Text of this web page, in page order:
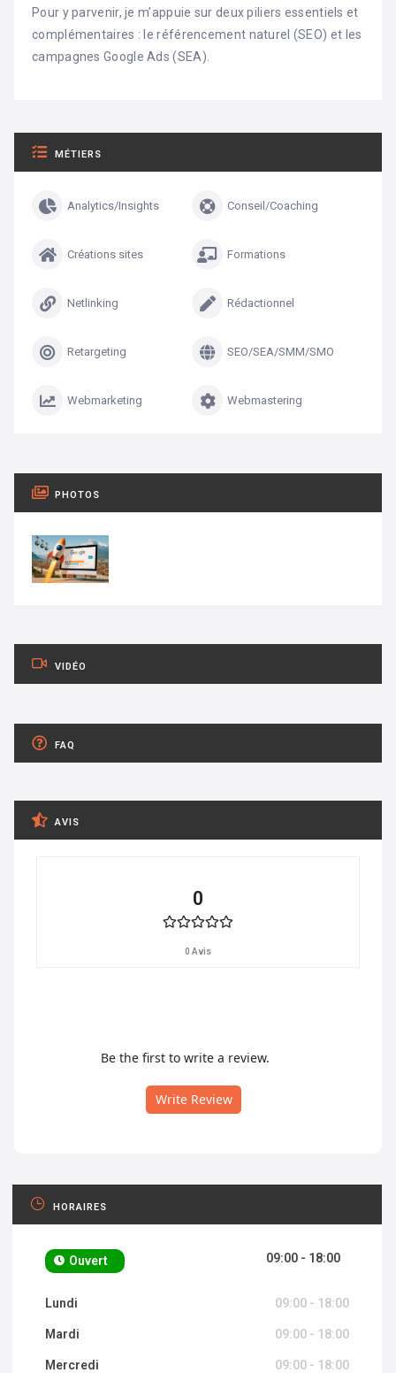
Pour y parvenir, je m’appuie sur deux piliers essentiels et
complémentaires : le référencement naturel (SEO) et les
campagnes Google Ads (SEA).
MÉTIERS
Analytics/Insights Conseil/Coaching
Créations sites Formations
Netlinking Rédactionnel
Retargeting SEO/SEA/SMM/SMO
Webmarketing Webmastering
PHOTOS
VIDÉO
FAQ
AVIS
0
0 Avis
Be the first to write a review.
Write Review
HORAIRES
Ouvert 09:00 - 18:00
Lundi 09:00 - 18:00
Mardi 09:00 - 18:00
Mercredi 09:00 - 18:00